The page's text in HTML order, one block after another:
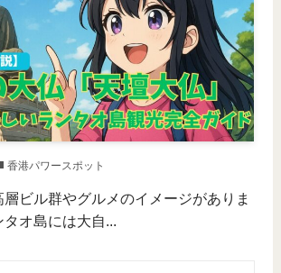
香港パワースポット
ビル群やグルメのイメージがありま
オ島には大自...